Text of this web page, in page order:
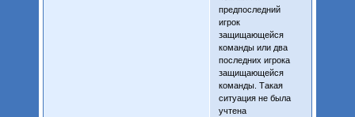
предпоследний
игрок
защищающейся
команды или два
последних игрока
защищающейся
команды. Такая
ситуация не была
учтена